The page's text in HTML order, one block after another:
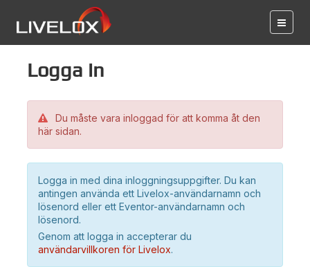
Logga in
Du måste vara inloggad för att komma åt den
här sidan.
Logga in med dina inloggningsuppgifter. Du kan
antingen använda ett Livelox-användarnamn och
lösenord eller ett Eventor-användarnamn och
lösenord.
Genom att logga in accepterar du
användarvillkoren för Livelox.